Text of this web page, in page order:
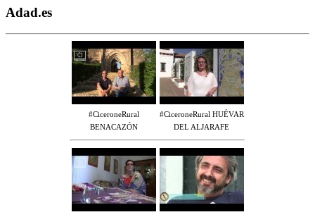
Adad.es
#CiceroneRural
BENACAZÓN
#CiceroneRural HUÉVAR
DEL ALJARAFE